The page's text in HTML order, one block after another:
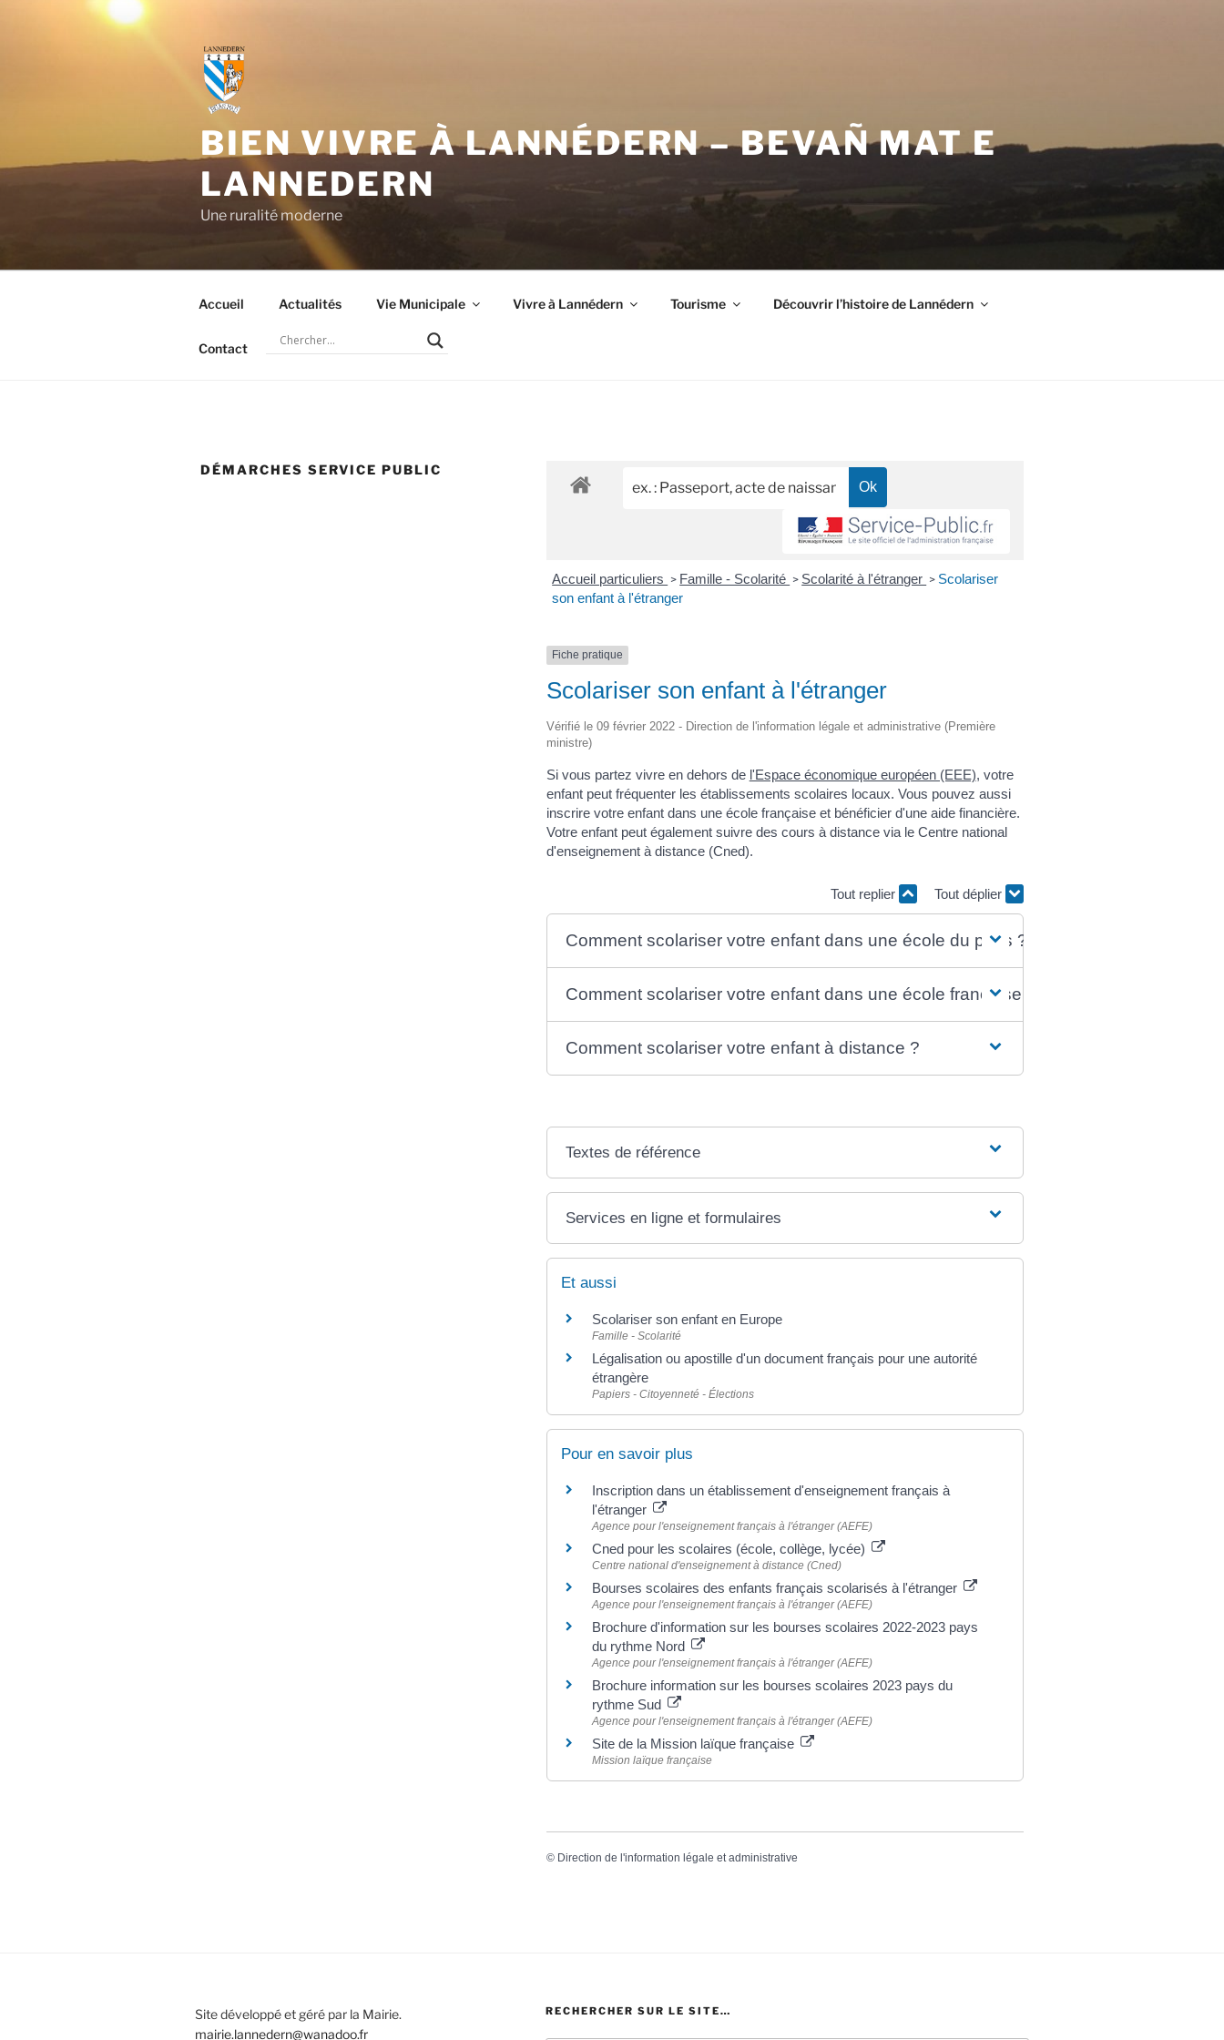
BIEN VIVRE À LANNÉDERN – BEVAÑ MAT E
LANNEDERN
Une ruralité moderne
Accueil Actualités Vie Municipale Vivre à Lannédern Tourisme Découvrir l’histoire de Lannédern
Contact
DÉMARCHES SERVICE PUBLIC
Accueil particuliers > Famille - Scolarité > Scolarité à l'étranger > Scolariser
son enfant à l'étranger
Fiche pratique
Scolariser son enfant à l'étranger
Vérifié le 09 février 2022 - Direction de l'information légale et administrative (Première
ministre)
Si vous partez vivre en dehors de l'Espace économique européen (EEE), votre
enfant peut fréquenter les établissements scolaires locaux. Vous pouvez aussi
inscrire votre enfant dans une école française et bénéficier d'une aide financière.
Votre enfant peut également suivre des cours à distance via le Centre national
d'enseignement à distance (Cned).
Tout replier Tout déplier
Comment scolariser votre enfant dans une école du pays ?
Comment scolariser votre enfant dans une école française ?
Comment scolariser votre enfant à distance ?
Textes de référence
Services en ligne et formulaires
Et aussi
Scolariser son enfant en Europe
Famille - Scolarité
Légalisation ou apostille d'un document français pour une autorité
étrangère
Papiers - Citoyenneté - Élections
Pour en savoir plus
Inscription dans un établissement d'enseignement français à
l'étranger
Agence pour l'enseignement français à l'étranger (AEFE)
Cned pour les scolaires (école, collège, lycée)
Centre national d'enseignement à distance (Cned)
Bourses scolaires des enfants français scolarisés à l'étranger
Agence pour l'enseignement français à l'étranger (AEFE)
Brochure d'information sur les bourses scolaires 2022-2023 pays
du rythme Nord
Agence pour l'enseignement français à l'étranger (AEFE)
Brochure information sur les bourses scolaires 2023 pays du
rythme Sud
Agence pour l'enseignement français à l'étranger (AEFE)
Site de la Mission laïque française
Mission laïque française
© Direction de l'information légale et administrative
Site développé et géré par la Mairie.
mairie.lannedern@wanadoo.fr
RECHERCHER SUR LE SITE…